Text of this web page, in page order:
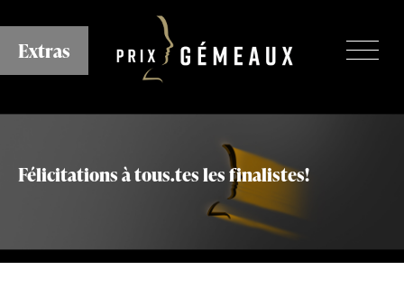
au
contenu
Extras
Félicitations à tous.tes les finalistes!